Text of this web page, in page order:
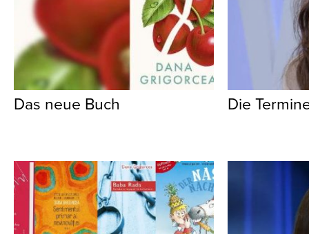
Das neue Buch Die